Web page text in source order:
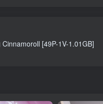
[49P-1V-1.01GB]